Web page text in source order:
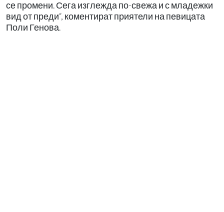
се промени. Сега изглежда по-свежа и с младежки
вид от преди“, коментират приятели на певицата
Поли Генова.